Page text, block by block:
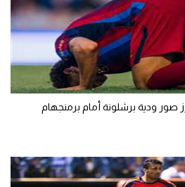
صور ودية برشلونة أمام برمنجهام